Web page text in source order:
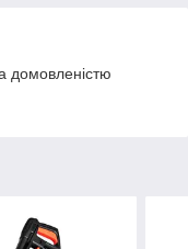
домовленістю